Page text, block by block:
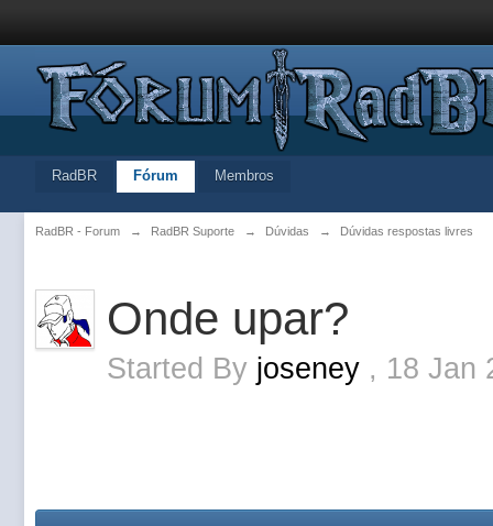
RadBR Fórum Membros
RadBR - Forum → RadBR Suporte → Dúvidas → Dúvidas respostas livres
Onde upar?
Started By joseney , 18 Jan